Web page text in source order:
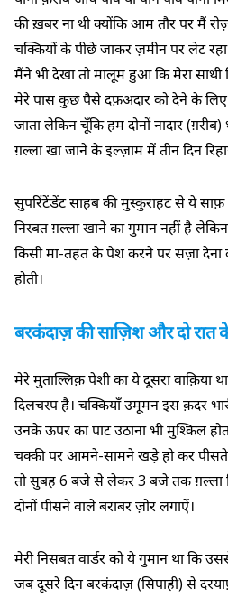
की ख़बर ना थी क्योंकि आम तौर पर मैं
चक्कियों के पीछे जाकर ज़मीन पर लेट रहा
मैंने भी देखा तो मालूम हुआ कि मेरा साथी
मेरे पास कुछ पैसे दफ़अदार को देने के लिए
जाता लेकिन चूँकि हम दोनों नादार
ग़ल्ला खा जाने के इल्ज़ाम में तीन दिन
सुपरिंटेंडेंट साहब की मुस्कुराहट से ये साफ़
निस्बत ग़ल्ला खाने का गुमान नहीं है
किसी मा-तहत के पेश करने पर सज़ा देना
होती।
बरकंदाज़ की साज़िश और दो रात
मेरे मुताल्लिक़ पेशी का ये दूसरा वाक़िया
दिलचस्प है। चक्कियाँ उमूमन इस क़दर
उनके ऊपर का पाट उठाना भी मुश्किल
चक्की पर आमने-सामने खड़े हो कर
तो सुबह 6 बजे से लेकर 3 बजे तक ग़ल्ला
दोनों पीसने वाले बराबर ज़ोर लगाऐं।
मेरी निसबत वार्डर को ये गुमान था कि
जब दूसरे दिन बरकंदाज़ (सिपाही) से